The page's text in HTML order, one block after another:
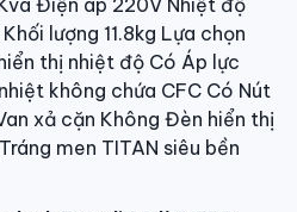
Điện áp 220V Nhiệt độ
lượng 11.8kg Lựa chọn
thị nhiệt độ Có Áp lực
không chứa CFC Có Nút
xả cặn Không Đèn hiển thị
men TITAN siêu bền